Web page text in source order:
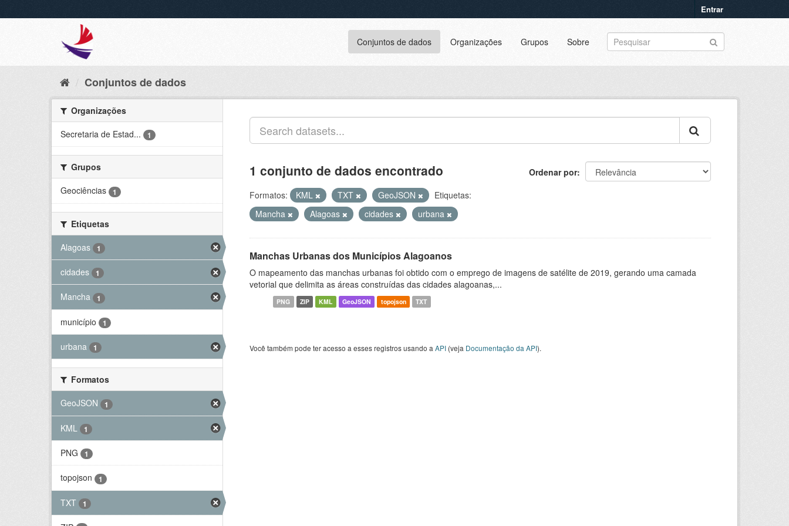
Entrar
Conjuntos de dados Organizações Grupos Sobre
Conjuntos de dados
Organizações
Secretaria de Estad...
1
Grupos
Geociências
1
Etiquetas
Alagoas
1
cidades 1
Mancha 1
município 1
urbana 1
Formatos
GeoJSON
1
KML 1
PNG 1
topojson 1
TXT 1
Ordenar por
1 conjunto de dados encontrado
Formatos: KML TXT GeoJSON
Etiquetas:
Mancha
Alagoas cidades urbana
Manchas Urbanas dos Municípios Alagoanos
O mapeamento das manchas urbanas foi obtido com o emprego de imagens de satélite de 2019, gerando uma camada
vetorial que delimita as áreas construídas das cidades alagoanas,...
PNG ZIP KML GeoJSON topojson TXT
Você também pode ter acesso a esses registros usando a API (veja Documentação da API).